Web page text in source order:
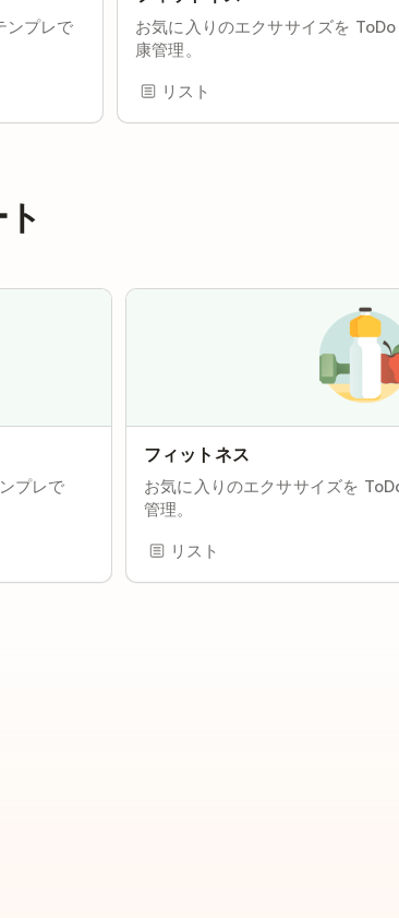
ンプレで
お気に入りのエクササイズを
康管理。
リスト
プレで
フィットネス
お気に入りのエクササイズを
管理。
リスト